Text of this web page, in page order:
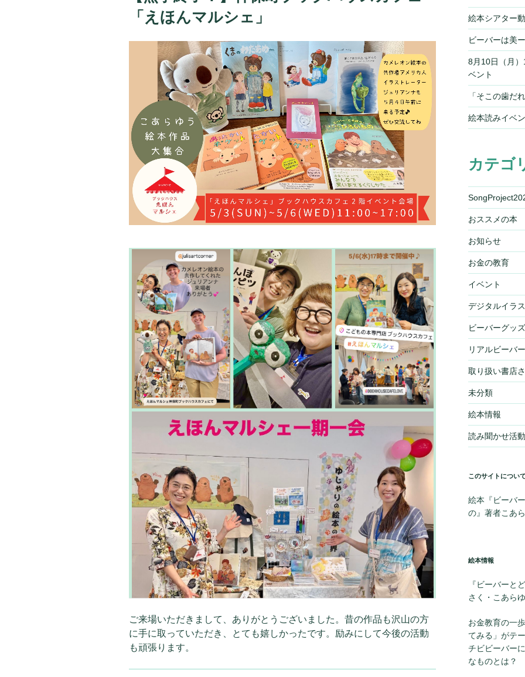
「えほんマルシェ」
ご来場いただきまして、ありがとうございました。昔の作品も沢山の方
に手に取っていただき、とても嬉しかったです。励みにして今後の活動
も頑張ります。
絵本シアター
ビーバーは美
8月10日（月
ベント
「そこの歯だ
絵本読みイベ
カテゴ
おススメの本
お知らせ
お金の教育
イベント
デジタルイラ
ビーバーグッズ
リアルビーバー
取り扱い書店
未分類
絵本情報
読み聞かせ活動
このサイトについて
絵本『ビーバ
の』著者こあ
絵本情報
『ビーバーと
さく・こあら
お金教育の一
てみる」がテ
チビビーバー
なものとは？